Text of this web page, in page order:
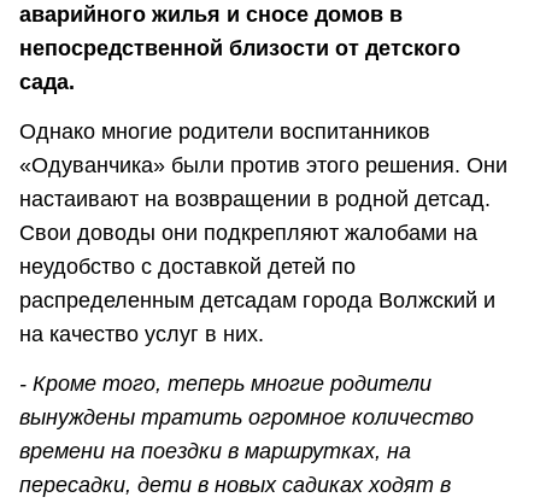
аварийного жилья и сносе домов в
непосредственной близости от детского
сада.
Однако многие родители воспитанников
«Одуванчика» были против этого решения. Они
настаивают на возвращении в родной детсад.
Свои доводы они подкрепляют жалобами на
неудобство с доставкой детей по
распределенным детсадам города Волжский и
на качество услуг в них.
- Кроме того, теперь многие родители
вынуждены тратить огромное количество
времени на поездки в маршрутках, на
пересадки, дети в новых садиках ходят в